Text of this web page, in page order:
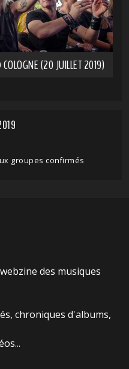
(20 JUILLET 2019)
groupes confirmés
des musiques
chroniques d'albums,